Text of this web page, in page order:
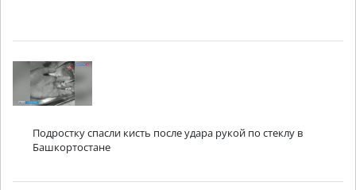
Подростку спасли кисть после удара рукой по стеклу в
Башкортостане